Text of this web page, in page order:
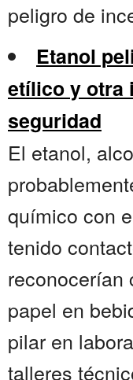
peligro de
Etanol
etílico y otra
seguridad
El etanol,
químico con
tenido
reconocerían
papel en
pilar en
talleres